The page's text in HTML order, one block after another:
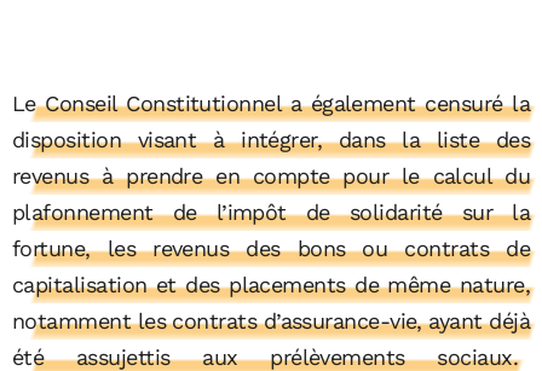
Le Conseil Constitutionnel a également censuré la
disposition visant à intégrer, dans la liste des
revenus à prendre en compte pour le calcul du
plafonnement de l’impôt de solidarité sur la
fortune, les revenus des bons ou contrats de
capitalisation et des placements de même nature,
notamment les contrats d’assurance-vie, ayant déjà
été assujettis aux prélèvements sociaux.